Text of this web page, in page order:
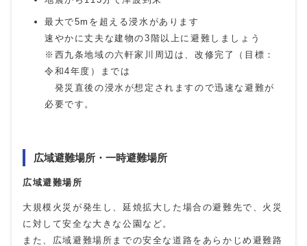
最大で5mを超える浸水があります
速やかに丈夫な建物の3階以上に避難しましょう
※西九条地域の六軒家川周辺は、改修完了（目標：
令和4年度）までは
発災直後の浸水が想定されますので迅速な避難が
必要です。
広域避難場所・一時避難場所
広域避難場所
大規模火災が発生し、延焼拡大した場合の避難先で、火災
に対して安全な大きな公園など。
また、広域避難場所までの安全な道路をあらかじめ避難路